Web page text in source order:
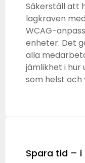
Säkerställ att
lagkraven
WCAG-
enheter. Det
alla
jämlikhet i hur
som helst och
Spara tid –